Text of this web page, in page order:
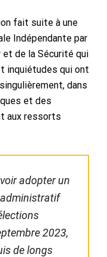
fait suite à une
Indépendante par
et de la Sécurité qui
inquiétudes qui ont
dans
et des
aux ressorts
adopter un
2023,
de longs